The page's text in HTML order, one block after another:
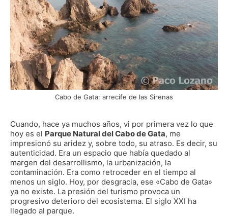
Cabo de Gata: arrecife de las Sirenas
Cuando, hace ya muchos años, vi por primera vez lo que
hoy es el Parque Natural del Cabo de Gata, me
impresionó su aridez y, sobre todo, su atraso. Es decir, su
autenticidad. Era un espacio que había quedado al
margen del desarrollismo, la urbanización, la
contaminación. Era como retroceder en el tiempo al
menos un siglo. Hoy, por desgracia, ese «Cabo de Gata»
ya no existe. La presión del turismo provoca un
progresivo deterioro del ecosistema. El siglo XXI ha
llegado al parque.